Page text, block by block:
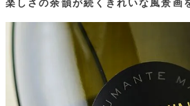
楽しさの余韻が続くきれいな風景画